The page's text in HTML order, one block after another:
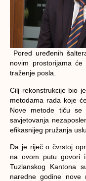
Pored uređenih
novim prostorijama
traženje posla.
Cilj rekonstrukcije bio
metodama rada koje
Nove metode tiču se
savjetovanja
efikasnijeg pružanja
Da je riječ o čvrstoj
na ovom putu govori
Tuzlanskog Kantona
naredne godine nove